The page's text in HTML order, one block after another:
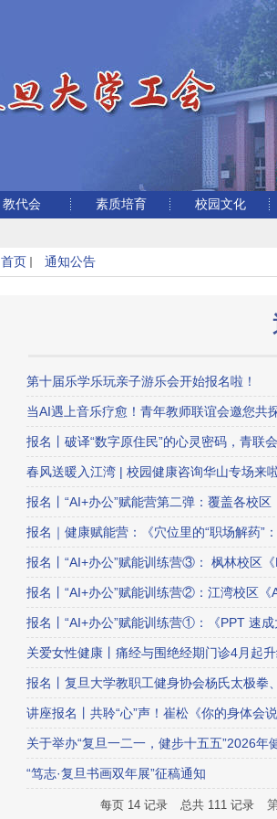
教代会 素质培育 校园文化
首页 通知公告
第十届乐学乐玩亲子游乐会开始报名啦！
当AI遇上音乐疗愈！青年教师联谊会邀您共
报名丨破译“数字原住民”的心灵密码，青联
春风送暖入江湾 | 校园健康咨询华山专场来
报名丨“AI+办公”赋能营第二弹：覆盖各校区
报名｜健康赋能营：《穴位里的“职场解药”
报名丨“AI+办公”赋能训练营③： 枫林校区《
报名丨“AI+办公”赋能训练营②：江湾校区《
报名丨“AI+办公”赋能训练营①：《PPT 速成
关爱女性健康丨痛经与围绝经期门诊4月起升
报名丨复旦大学教职工健身协会杨氏太极拳
讲座报名丨共聆“心”声！崔松《你的身体会
关于举办“复旦一二一，健步十五五”2026年
“笃志·复旦书画双年展”征稿通知
每页 14记录 总共 111记录